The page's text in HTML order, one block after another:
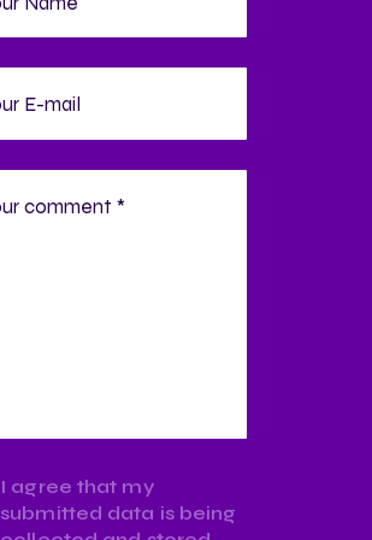
I agree that my
submitted data is being